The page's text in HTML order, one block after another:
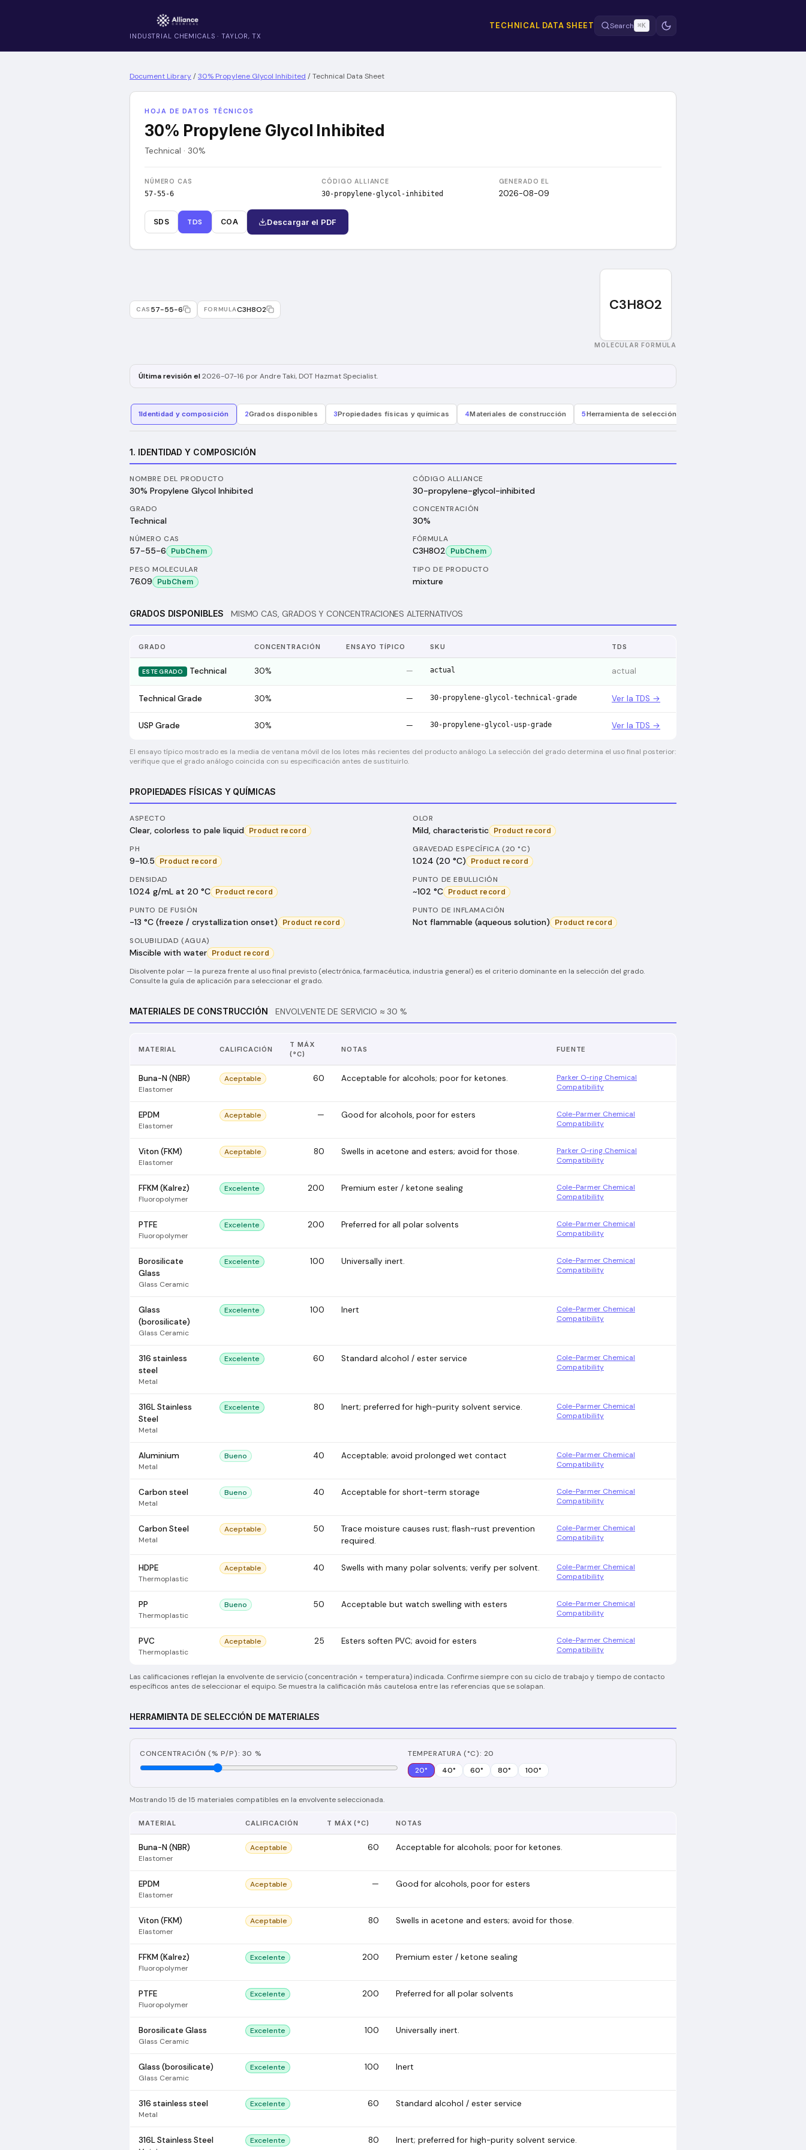
INDUSTRIAL CHEMICALS · TAYLOR, TX
TECHNICAL DATA SHEET Search ⌘K
Document Library/30% Propylene Glycol Inhibited /Technical Data Sheet
HOJA DE DATOS TÉCNICOS
30% Propylene Glycol Inhibited
Technical · 30%
NÚMERO CAS
57-55-6
CÓDIGO ALLIANCE
30-propylene-glycol-inhibited
GENERADO EL
2026-08-09
SDS TDS COA Descargar el PDF
CAS 57-55-6 FORMULAC3H8O2 C3H8O2
MOLECULAR FORMULA
Última revisión el2026-07-16 por Andre Taki, DOT Hazmat Specialist.
1Identidad y composición 2Grados disponibles 3Propiedades físicas y químicas 4Materiales de construcción 5Herramienta de selección de materiales
1. IDENTIDAD Y COMPOSICIÓN
NOMBRE DEL PRODUCTO
30% Propylene Glycol Inhibited
CÓDIGO ALLIANCE
30-propylene-glycol-inhibited
GRADO
Technical
CONCENTRACIÓN
30%
NÚMERO CAS
57-55-6 PubChem
FÓRMULA
C3H8O2 PubChem
PESO MOLECULAR
76.09 PubChem
TIPO DE PRODUCTO
mixture
GRADOS DISPONIBLES MISMO CAS, GRADOS Y CONCENTRACIONES ALTERNATIVOS
GRADO CONCENTRACIÓN ENSAYO TÍPICO SKU TDS
ESTE GRADO Technical 30% — actual actual
Technical Grade 30% — 30-propylene-glycol-technical-grade Ver la TDS →
USP Grade 30% — 30-propylene-glycol-usp-grade Ver la TDS →
El ensayo típico mostrado es la media de ventana móvil de los lotes más recientes del producto análogo. La selección del grado determina el uso final posterior:
verifique que el grado análogo coincida con su especificación antes de sustituirlo.
PROPIEDADES FÍSICAS Y QUÍMICAS
ASPECTO
Clear, colorless to pale liquid Product record
OLOR
Mild, characteristic Product record
PH
9-10.5 Product record
GRAVEDAD ESPECÍFICA (20 °C)
1.024 (20 °C) Product record
DENSIDAD
1.024 g/mL at 20 °C Product record
PUNTO DE EBULLICIÓN
~102 °C Product record
PUNTO DE FUSIÓN
-13 °C (freeze / crystallization onset) Product record
PUNTO DE INFLAMACIÓN
Not flammable (aqueous solution) Product record
SOLUBILIDAD (AGUA)
Miscible with water Product record
Disolvente polar — la pureza frente al uso final previsto (electrónica, farmacéutica, industria general) es el criterio dominante en la selección del grado.
Consulte la guía de aplicación para seleccionar el grado.
MATERIALES DE CONSTRUCCIÓN ENVOLVENTE DE SERVICIO ≈ 30 %
MATERIAL CALIFICACIÓN
T MÁX
(°C)
NOTAS FUENTE
Buna-N (NBR)
Elastomer
Aceptable 60 Acceptable for alcohols; poor for ketones.
Parker O-ring Chemical
Compatibility
EPDM
Elastomer
Aceptable — Good for alcohols, poor for esters
Cole-Parmer Chemical
Compatibility
Viton (FKM)
Elastomer
Aceptable 80 Swells in acetone and esters; avoid for those.
Parker O-ring Chemical
Compatibility
FFKM (Kalrez)
Fluoropolymer
Excelente 200 Premium ester / ketone sealing
Cole-Parmer Chemical
Compatibility
PTFE
Fluoropolymer
Excelente 200 Preferred for all polar solvents
Cole-Parmer Chemical
Compatibility
Borosilicate
Glass
Glass Ceramic
Excelente 100 Universally inert.
Cole-Parmer Chemical
Compatibility
Glass
(borosilicate)
Glass Ceramic
Excelente 100 Inert
Cole-Parmer Chemical
Compatibility
316 stainless
steel
Metal
Excelente 60 Standard alcohol / ester service
Cole-Parmer Chemical
Compatibility
316L Stainless
Steel
Metal
Excelente 80 Inert; preferred for high-purity solvent service.
Cole-Parmer Chemical
Compatibility
Aluminium
Metal
Bueno 40 Acceptable; avoid prolonged wet contact
Cole-Parmer Chemical
Compatibility
Carbon steel
Metal
Bueno 40 Acceptable for short-term storage
Cole-Parmer Chemical
Compatibility
Carbon Steel
Metal
Aceptable 50
Trace moisture causes rust; flash-rust prevention
required.
Cole-Parmer Chemical
Compatibility
HDPE
Thermoplastic
Aceptable 40 Swells with many polar solvents; verify per solvent.
Cole-Parmer Chemical
Compatibility
PP
Thermoplastic
Bueno 50 Acceptable but watch swelling with esters
Cole-Parmer Chemical
Compatibility
PVC
Thermoplastic
Aceptable 25 Esters soften PVC; avoid for esters
Cole-Parmer Chemical
Compatibility
Las calificaciones reflejan la envolvente de servicio (concentración × temperatura) indicada. Confirme siempre con su ciclo de trabajo y tiempo de contacto
específicos antes de seleccionar el equipo. Se muestra la calificación más cautelosa entre las referencias que se solapan.
HERRAMIENTA DE SELECCIÓN DE MATERIALES
CONCENTRACIÓN (% P/P): 30 %
TEMPERATURA (°C): 20
20° 40° 60° 80° 100°
Mostrando 15 de 15 materiales compatibles en la envolvente seleccionada.
MATERIAL CALIFICACIÓN T MÁX (°C) NOTAS
Buna-N (NBR)
Elastomer
Aceptable 60 Acceptable for alcohols; poor for ketones.
EPDM
Elastomer
Aceptable — Good for alcohols, poor for esters
Viton (FKM)
Elastomer
Aceptable 80 Swells in acetone and esters; avoid for those.
FFKM (Kalrez)
Fluoropolymer
Excelente 200 Premium ester / ketone sealing
PTFE
Fluoropolymer
Excelente 200 Preferred for all polar solvents
Borosilicate Glass
Glass Ceramic
Excelente 100 Universally inert.
Glass (borosilicate)
Glass Ceramic
Excelente 100 Inert
316 stainless steel
Metal
Excelente 60 Standard alcohol / ester service
316L Stainless Steel Excelente 80 Inert; preferred for high-purity solvent service.